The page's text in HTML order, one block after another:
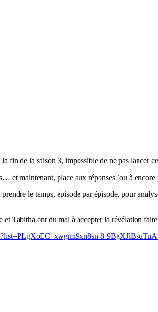
fin de la saison 3, impossible de ne pas lancer
et maintenant, place aux réponses (ou à
le temps, épisode par épisode, pour
Tabitha ont du mal à accepter la révélation
8-